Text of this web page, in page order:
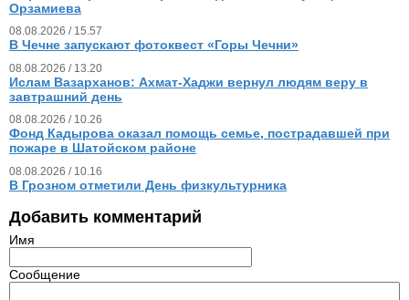
Орзамиева
08.08.2026 / 15.57
В Чечне запускают фотоквест «Горы Чечни»
08.08.2026 / 13.20
Ислам Вазарханов: Ахмат-Хаджи вернул людям веру в
завтрашний день
08.08.2026 / 10.26
Фонд Кадырова оказал помощь семье, пострадавшей при
пожаре в Шатойском районе
08.08.2026 / 10.16
В Грозном отметили День физкультурника
Добавить комментарий
Имя
Сообщение